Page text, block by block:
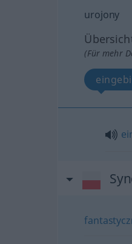
urojony
(Für mehr